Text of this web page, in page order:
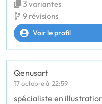
3 variantes
9 révisions
Voir le profil
Qenusart
17 octobre à 22:59
spécialiste en